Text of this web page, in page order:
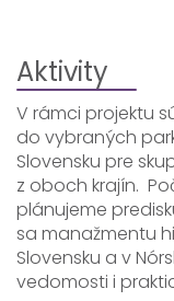
Aktivity
V rámci projektu
do vybraných
Slovensku pre
z oboch krajín.
plánujeme
sa manažmentu
Slovensku a v
vedomosti i